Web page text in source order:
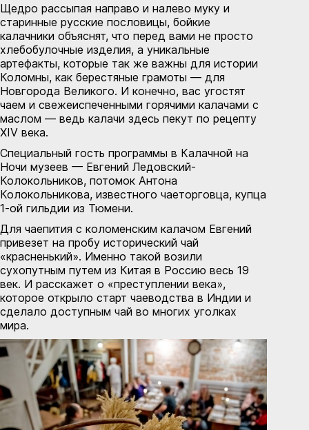
Щедро рассыпая направо и налево муку и
старинные русские пословицы, бойкие
калачники объяснят, что перед вами не просто
хлебобулочные изделия, а уникальные
артефакты, которые так же важны для истории
Коломны, как берестяные грамоты — для
Новгорода Великого. И конечно, вас угостят
чаем и свежеиспеченными горячими калачами с
маслом — ведь калачи здесь пекут по рецепту
XIV века.
Специальный гость программы в Калачной на
Ночи музеев — Евгений Ледовский-
Колокольников, потомок Антона
Колокольникова, известного чаеторговца, купца
1-ой гильдии из Тюмени.
Для чаепития с коломенским калачом Евгений
привезет на пробу исторический чай
«красненький». Именно такой возили
сухопутным путем из Китая в Россию весь 19
век. И расскажет о «преступлении века»,
которое открыло старт чаеводства в Индии и
сделало доступным чай во многих уголках
мира.